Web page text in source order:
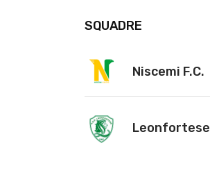
SQUADRE
Niscemi F.C.
Leonfortese